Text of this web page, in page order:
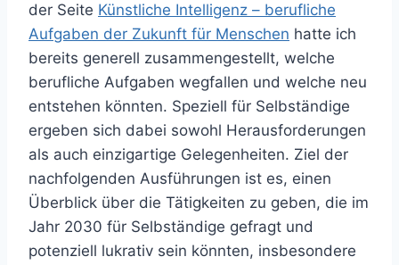
der Seite Künstliche Intelligenz – berufliche
Aufgaben der Zukunft für Menschen hatte ich
bereits generell zusammengestellt, welche
berufliche Aufgaben wegfallen und welche neu
entstehen könnten. Speziell für Selbständige
ergeben sich dabei sowohl Herausforderungen
als auch einzigartige Gelegenheiten. Ziel der
nachfolgenden Ausführungen ist es, einen
Überblick über die Tätigkeiten zu geben, die im
Jahr 2030 für Selbständige gefragt und
potenziell lukrativ sein könnten, insbesondere